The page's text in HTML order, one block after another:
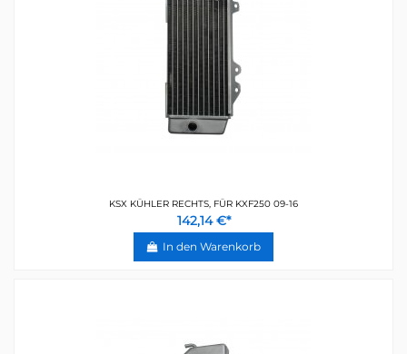
KSX KÜHLER RECHTS, FÜR KXF250 09-16
142,14 €*
In den Warenkorb